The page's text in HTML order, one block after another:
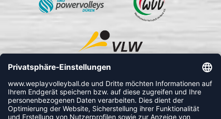
FOLLOW US